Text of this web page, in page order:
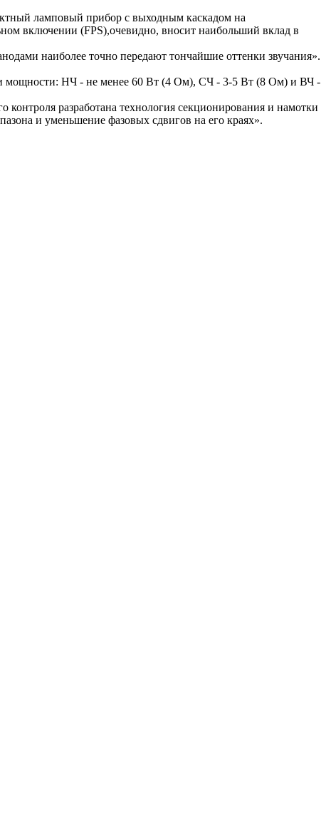
ламповый прибор с выходным каскадом на
включении (FPS),очевидно, вносит наибольший вклад в
наиболее точно передают тончайшие оттенки звучания».
мощности: НЧ - не менее 60 Вт (4 Ом), СЧ - 3-5 Вт (8 Ом) и ВЧ -
разработана технология секционирования и намотки
и уменьшение фазовых сдвигов на его краях».